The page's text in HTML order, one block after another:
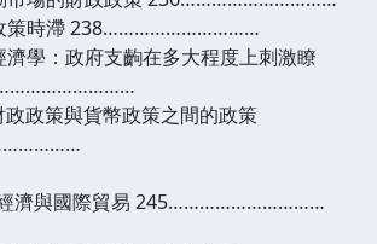
策時滯 238…………………………
學：政府支齣在多大程度上刺激瞭
政策與貨幣政策之間的政策
經濟與國際貿易 245…………………………